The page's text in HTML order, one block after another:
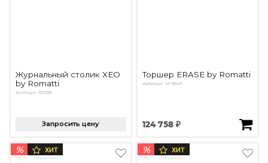
Журнальный столик XEO
by Romatti
Артикул: DC138
Запросить цену
Торшер ERASE by Romatti
Артикул: M-954F
124 758 ₽
% ХИТ % ХИТ